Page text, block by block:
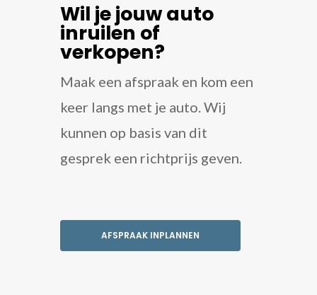
Wil je jouw auto
inruilen of
verkopen?
Maak een afspraak en kom een
keer langs met je auto. Wij
kunnen op basis van dit
gesprek een richtprijs geven.
AFSPRAAK INPLANNEN